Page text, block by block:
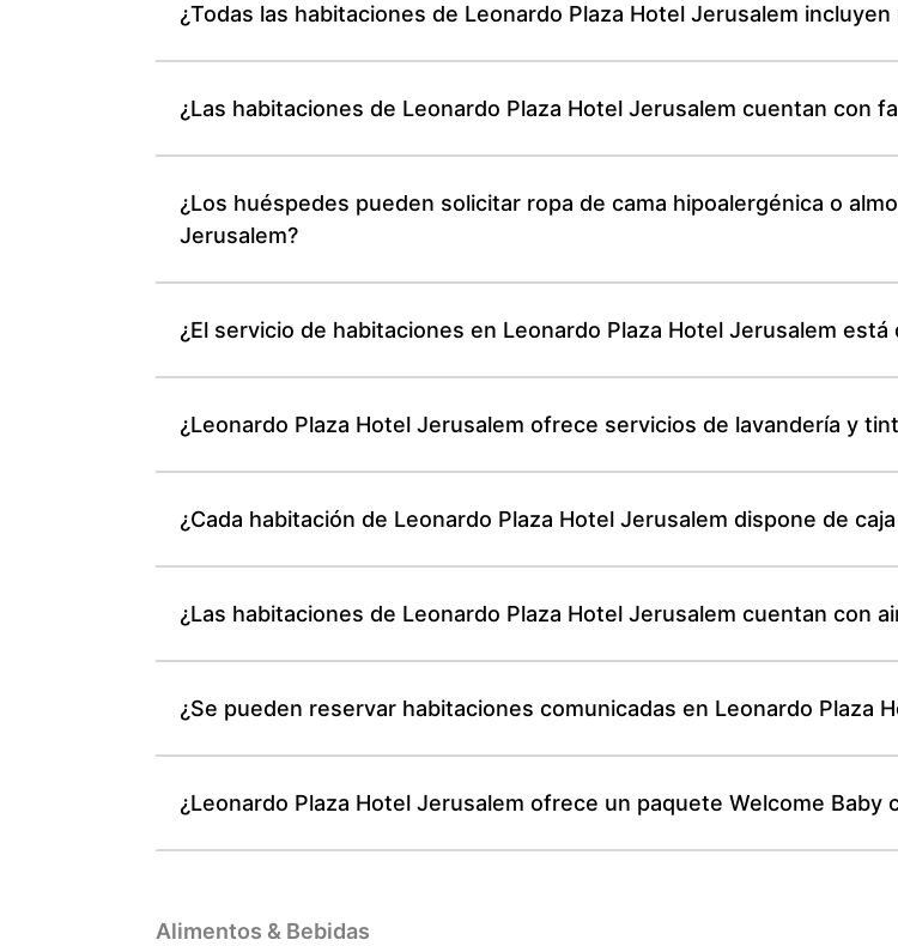
¿Todas las habitaciones de Leonardo Plaza Hotel Jerusalem
¿Las habitaciones de Leonardo Plaza Hotel Jerusalem cuentan con
¿Los huéspedes pueden solicitar ropa de cama hipoalergénica o
Jerusalem?
¿El servicio de habitaciones en Leonardo Plaza Hotel Jerusalem
¿Leonardo Plaza Hotel Jerusalem ofrece servicios de lavandería y
¿Cada habitación de Leonardo Plaza Hotel Jerusalem dispone de
¿Las habitaciones de Leonardo Plaza Hotel Jerusalem cuentan con
¿Se pueden reservar habitaciones comunicadas en Leonardo Plaza
¿Leonardo Plaza Hotel Jerusalem ofrece un paquete Welcome Baby
Alimentos & Bebidas